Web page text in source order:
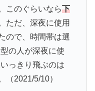
このぐらいなら下
ただ、深夜に使用
ので、時間帯は選
の人が深夜に使
っきり飛ぶのは
（2021/5/10）